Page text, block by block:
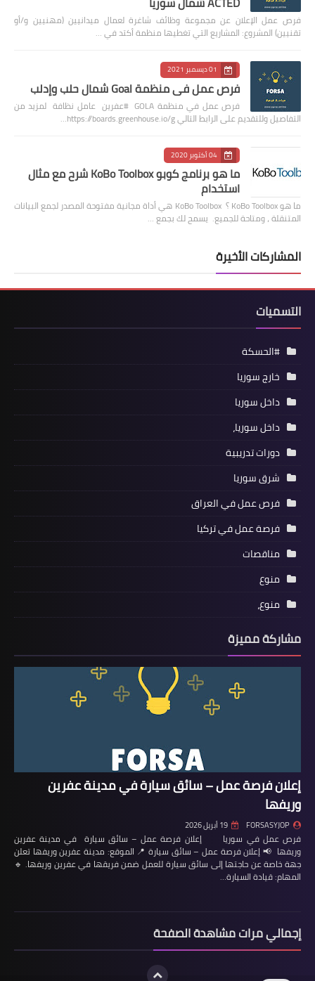
فرص عمل الإعلان عن مجموعة وظائف شاغرة لعمال ميدانيين (مهنيين و/أو
تقنيين) المشروع: المشاريع التي تغطيها منظمة أكتد في …
01 ديسمبر 2021
فرص عمل في منظمة Goal شمال حلب وإدلب
فرص عمل في منظمة GOLA #عفرين عامل نظافة لمزيد من
التفاصيل وللتقديم على الرابط التالي https://boards.greenhouse.io/g…
04 أكتوبر 2020
ما هو برنامج كوبو KoBo Toolbox شرح مع مثال
استخدام
ما هو KoBo Toolbox ؟ KoBo Toolbox هي أداة مجانية مفتوحة المصدر لجمع البيانات
المتنقلة ، ومتاحة للجميع. يسمح لك بجمع …
المشاركات الأخيرة
التسميات
#الحسكة
خارج سوريا
داخل سوريا
داخل سوريا،
دورات تدريبية
شرق سوريا
فرص عمل في العراق
فرصة عمل في تركيا
مناقصات
منوع
منوع،
مشاركة مميزة
إعلان فرصة عمل – سائق سيارة في مدينة عفرين
وريفها
FORSASYJOP 19 أبريل 2026
فرص عمل في سوريا إعلان فرصة عمل – سائق سيارة في مدينة عفرين
وريفها 📢 إعلان فرصة عمل – سائق سيارة 📍 الموقع: مدينة عفرين وريفها تعلن
جهة خاصة عن حاجتها إلى سائق سيارة للعمل ضمن فريقها في عفرين وريفها. 🔹
المهام: قيادة السيارة…
إجمالي مرات مشاهدة الصفحة